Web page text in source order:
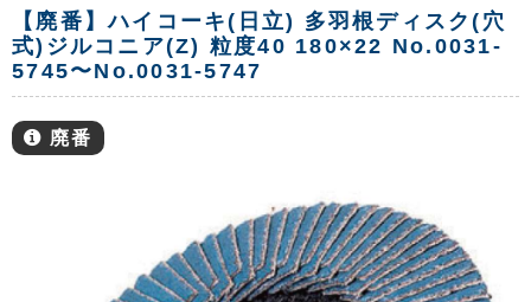
【廃番】ハイコーキ(日立) 多羽根ディスク(穴
式)ジルコニア(Z) 粒度40 180×22 No.0031-
5745〜No.0031-5747
廃番